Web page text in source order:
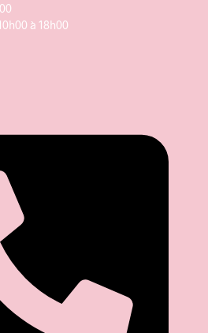
à 18h00